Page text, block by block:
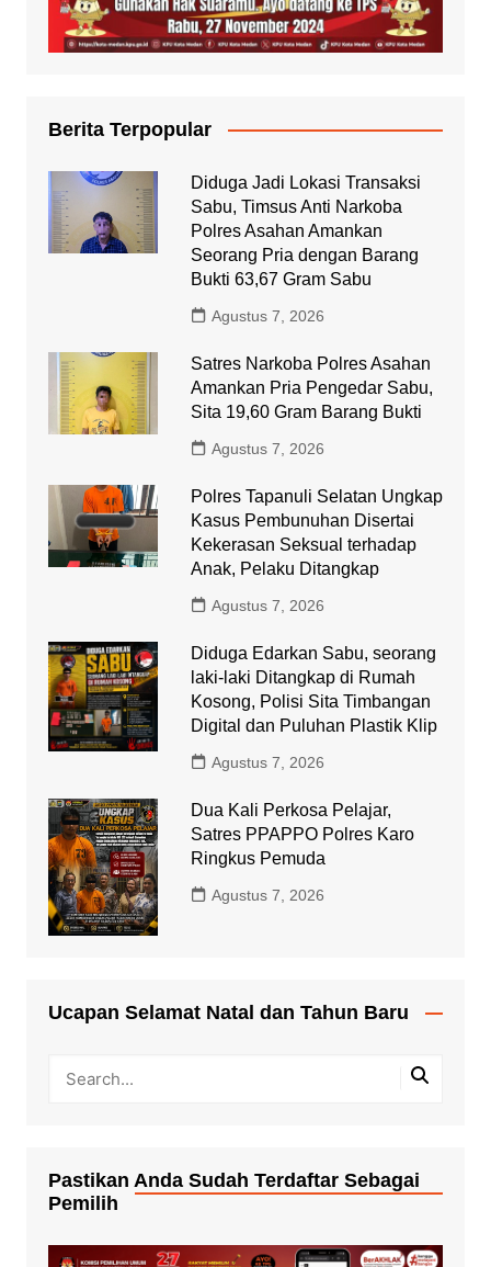
Berita Terpopular
Diduga Jadi Lokasi Transaksi
Sabu, Timsus Anti Narkoba
Polres Asahan Amankan
Seorang Pria dengan Barang
Bukti 63,67 Gram Sabu
Agustus 7, 2026
Satres Narkoba Polres Asahan
Amankan Pria Pengedar Sabu,
Sita 19,60 Gram Barang Bukti
Agustus 7, 2026
Polres Tapanuli Selatan Ungkap
Kasus Pembunuhan Disertai
Kekerasan Seksual terhadap
Anak, Pelaku Ditangkap
Agustus 7, 2026
Diduga Edarkan Sabu, seorang
laki-laki Ditangkap di Rumah
Kosong, Polisi Sita Timbangan
Digital dan Puluhan Plastik Klip
Agustus 7, 2026
Dua Kali Perkosa Pelajar,
Satres PPAPPO Polres Karo
Ringkus Pemuda
Agustus 7, 2026
Ucapan Selamat Natal dan Tahun Baru
Pastikan Anda Sudah Terdaftar Sebagai
Pemilih